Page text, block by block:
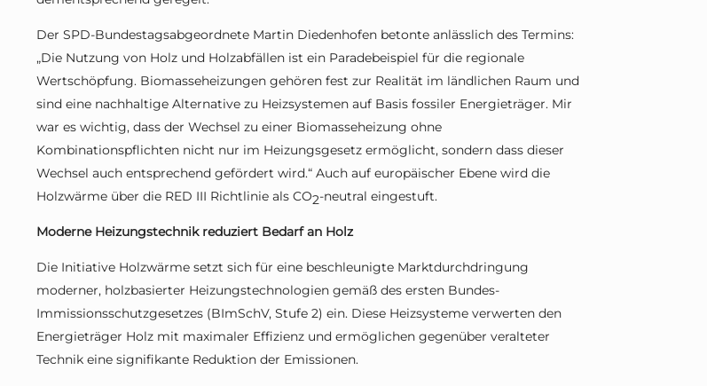
Der SPD-Bundestagsabgeordnete Martin Diedenhofen betonte anlässlich des Termins:
„Die Nutzung von Holz und Holzabfällen ist ein Paradebeispiel für die regionale
Wertschöpfung. Biomasseheizungen gehören fest zur Realität im ländlichen Raum und
sind eine nachhaltige Alternative zu Heizsystemen auf Basis fossiler Energieträger. Mir
war es wichtig, dass der Wechsel zu einer Biomasseheizung ohne
Kombinationspflichten nicht nur im Heizungsgesetz ermöglicht, sondern dass dieser
Wechsel auch entsprechend gefördert wird.“ Auch auf europäischer Ebene wird die
Holzwärme über die RED III Richtlinie als CO2-neutral eingestuft.
Moderne Heizungstechnik reduziert Bedarf an Holz
Die Initiative Holzwärme setzt sich für eine beschleunigte Marktdurchdringung
moderner, holzbasierter Heizungstechnologien gemäß des ersten Bundes-
Immissionsschutzgesetzes (BImSchV, Stufe 2) ein. Diese Heizsysteme verwerten den
Energieträger Holz mit maximaler Effizienz und ermöglichen gegenüber veralteter
Technik eine signifikante Reduktion der Emissionen.